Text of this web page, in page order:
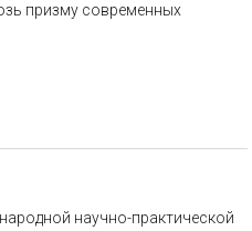
призму современных
научно-практической